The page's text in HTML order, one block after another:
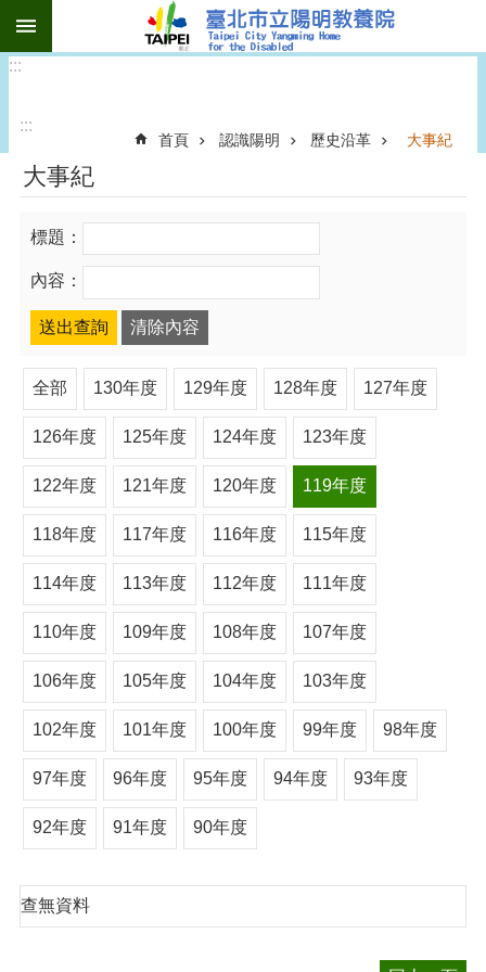
跳到主要內容區塊
:::
:::
首頁 認識陽明 歷史沿革 大事紀
大事紀
標題：
內容：
全部 130年度 129年度 128年度 127年度
126年度 125年度 124年度 123年度
122年度 121年度 120年度 119年度
118年度 117年度 116年度 115年度
114年度 113年度 112年度 111年度
110年度 109年度 108年度 107年度
106年度 105年度 104年度 103年度
102年度 101年度 100年度 99年度 98年度
97年度 96年度 95年度 94年度 93年度
92年度 91年度 90年度
查無資料